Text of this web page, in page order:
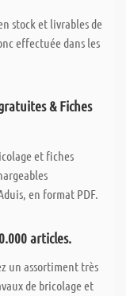
stock et livrables de
effectuée dans les
& Fiches
et fiches
en format PDF.
articles.
un assortiment très
de bricolage et